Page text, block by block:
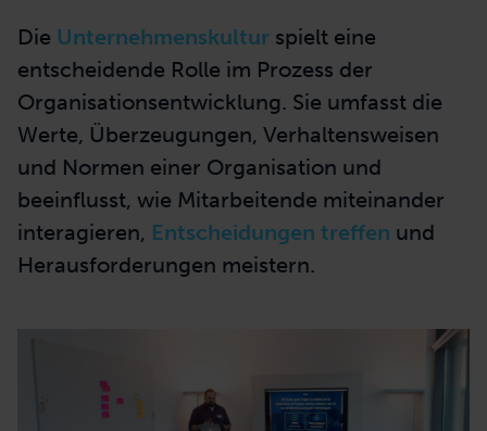
Die Unternehmenskultur spielt eine
entscheidende Rolle im Prozess der
Organisationsentwicklung. Sie umfasst die
Werte, Überzeugungen, Verhaltensweisen
und Normen einer Organisation und
beeinflusst, wie Mitarbeitende miteinander
interagieren, Entscheidungen treffen und
Herausforderungen meistern.